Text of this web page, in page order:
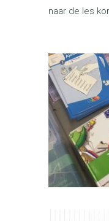
naar de les